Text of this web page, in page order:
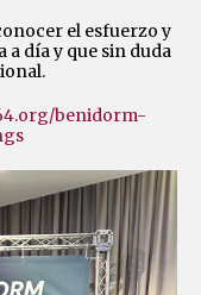
el esfuerzo y
a día y que sin duda
benidorm-